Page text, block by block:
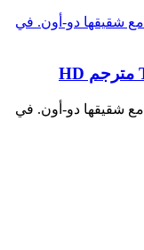
شقيقها دو-أون. في
شقيقها دو-أون. في